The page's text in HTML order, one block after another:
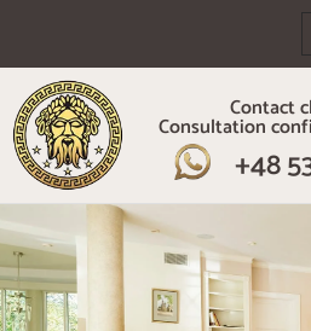
Contact
Consultation
+48